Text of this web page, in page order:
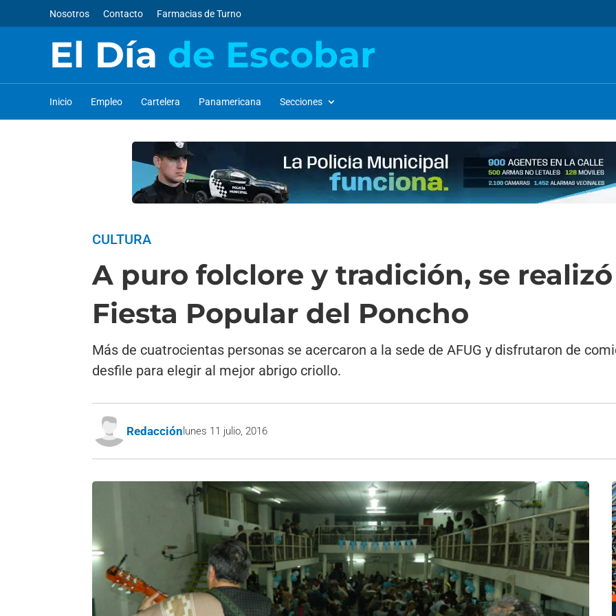
Nosotros Contacto Farmacias de Turno
El Día de Escobar
Inicio Empleo Cartelera Panamericana Secciones
CULTURA
A puro folclore y tradición, se realizó
Fiesta Popular del Poncho
Más de cuatrocientas personas se acercaron a la sede de AFUG y disfrutaron de
desfile para elegir al mejor abrigo criollo.
Redacción lunes 11 julio, 2016